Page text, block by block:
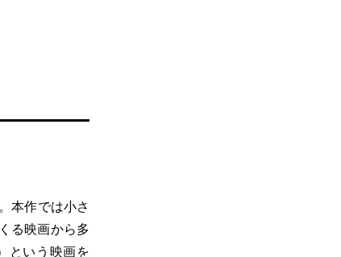
本作では小さ
る映画から多
という映画を